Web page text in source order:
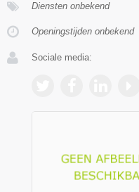
Diensten onbekend
Openingstijden onbekend
Sociale media: